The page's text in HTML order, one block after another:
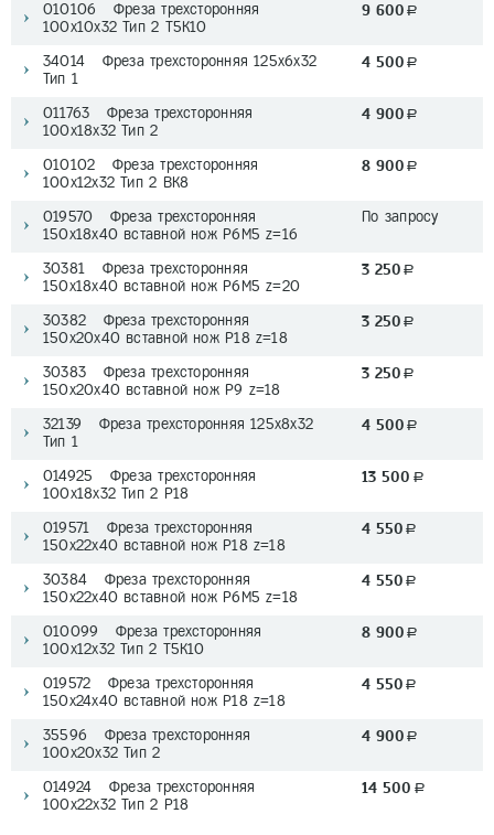
010106 Фреза трехсторонняя
100х10х32 Тип 2 Т5К10
9 600 a
34014 Фреза трехсторонняя 125х6х32
Тип 1
4 500 a
011763 Фреза трехсторонняя
100х18х32 Тип 2
4 900 a
010102 Фреза трехсторонняя
100х12х32 Тип 2 ВК8
8 900 a
019570 Фреза трехсторонняя
150х18x40 вставной нож P6M5 z=16
По запросу
30381 Фреза трехсторонняя
150х18x40 вставной нож P6M5 z=20
3 250 a
30382 Фреза трехсторонняя
150х20x40 вставной нож P18 z=18
3 250 a
30383 Фреза трехсторонняя
150х20x40 вставной нож P9 z=18
3 250 a
32139 Фреза трехсторонняя 125х8х32
Тип 1
4 500 a
014925 Фреза трехсторонняя
100х18х32 Тип 2 P18
13 500 a
019571 Фреза трехсторонняя
150х22x40 вставной нож P18 z=18
4 550 a
30384 Фреза трехсторонняя
150х22x40 вставной нож P6M5 z=18
4 550 a
010099 Фреза трехсторонняя
100х12х32 Тип 2 Т5К10
8 900 a
019572 Фреза трехсторонняя
150х24x40 вставной нож P18 z=18
4 550 a
35596 Фреза трехсторонняя
100х20х32 Тип 2
4 900 a
014924 Фреза трехсторонняя
100х22х32 Тип 2 P18
14 500 a